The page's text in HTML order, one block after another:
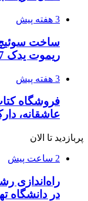
3 هفته پیش
ریموت یدک 207
3 هفته پیش
عاشقانه،
پربازدید تا الان
2 ساعت پیش
در دانشگاه